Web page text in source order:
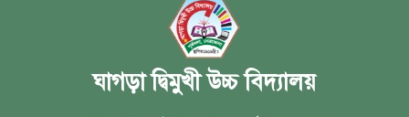
ঘাগড়া দ্বিমুখী উচ্চ বিদ্যালয়